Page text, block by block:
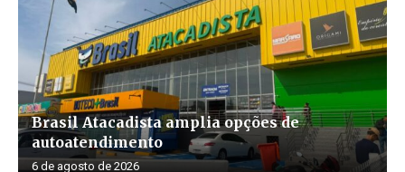
Brasil Atacadista amplia opções de
autoatendimento
6 de agosto de 2026